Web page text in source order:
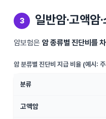
3 일반암·고액암
암보험은 암 종류별 진단비를
암 분류별 진단비 지급 비율 (예시:
분류
고액암